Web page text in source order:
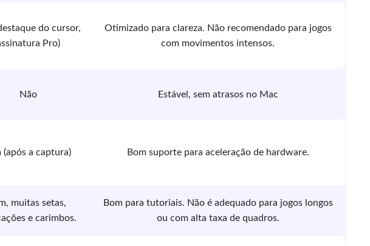
do cursor,
Pro)
Otimizado para clareza. Não recomendado para jogos
com movimentos intensos.
Não Estável, sem atrasos no Mac
(após a captura) Bom suporte para aceleração de hardware.
muitas setas,
e carimbos.
Bom para tutoriais. Não é adequado para jogos longos
ou com alta taxa de quadros.